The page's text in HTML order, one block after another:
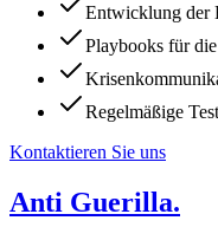
Entwicklung der
Playbooks für
Regelmäßige
Kontaktieren Sie uns
Anti Guerilla.